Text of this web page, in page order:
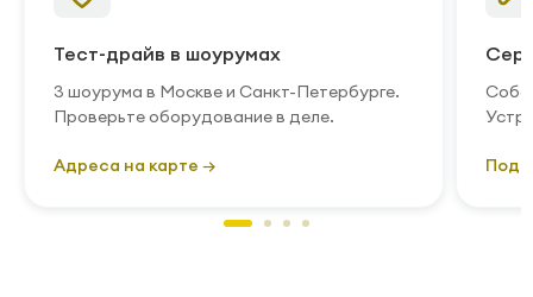
Тест-драйв в шоурумах
3 шоурума в Москве и Санкт-Петербурге.
Проверьте оборудование в деле.
Адреса на карте →